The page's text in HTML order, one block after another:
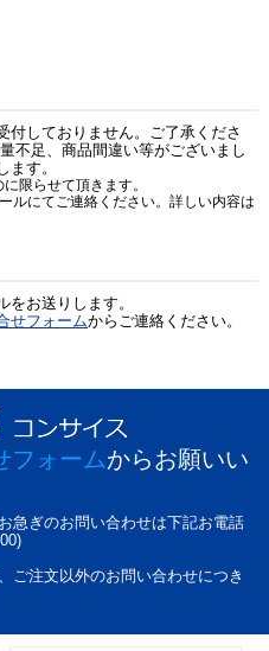
付しておりません。ご了承くださ
不足、商品間違い等がございまし
す。
限らせて頂きます。
ルにてご連絡ください。詳しい内容は
お送りします。
せフォームからご連絡ください。
フォームからお願いい
急ぎのお問い合わせは下記お電話
ご注文以外のお問い合わせにつき